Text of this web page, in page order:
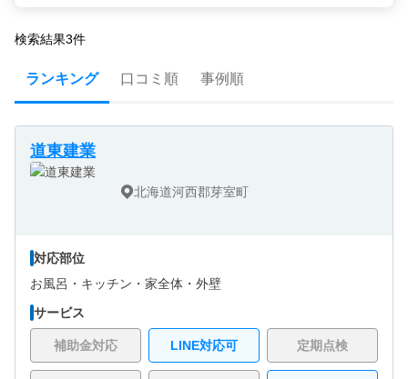
検索結果3件
ランキング 口コミ順 事例順
道東建業
北海道河西郡芽室町
対応部位
お風呂・ キッチン・ 家全体・ 外壁
サービス
補助金対応 LINE対応可 定期点検